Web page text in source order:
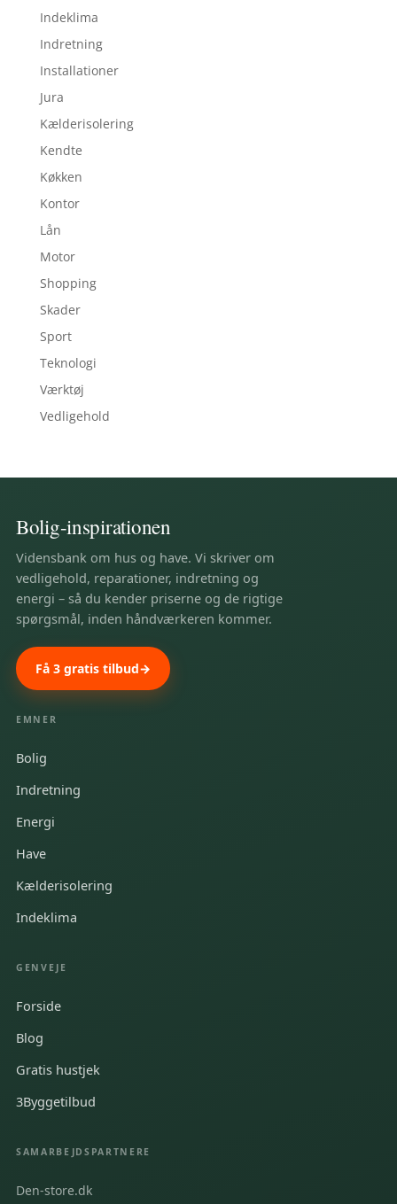
Indeklima
Indretning
Installationer
Jura
Kælderisolering
Kendte
Køkken
Kontor
Lån
Motor
Shopping
Skader
Sport
Teknologi
Værktøj
Vedligehold
Bolig-inspirationen
Vidensbank om hus og have. Vi skriver om
vedligehold, reparationer, indretning og
energi – så du kender priserne og de rigtige
spørgsmål, inden håndværkeren kommer.
Få 3 gratis tilbud
EMNER
Bolig
Indretning
Energi
Have
Kælderisolering
Indeklima
GENVEJE
Forside
Blog
Gratis hustjek
3Byggetilbud
SAMARBEJDSPARTNERE
Den-store.dk